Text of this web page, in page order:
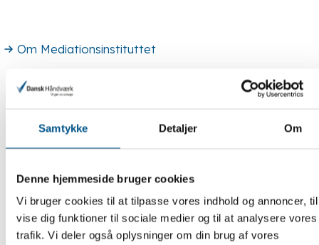
Samtykke Detaljer Om
Denne hjemmeside bruger cookies
Vi bruger cookies til at tilpasse vores indhold og annoncer,
vise dig funktioner til sociale medier og til at analysere vores
trafik. Vi deler også oplysninger om din brug af vores
39 39 00 66
Om Mediationsinstituttet